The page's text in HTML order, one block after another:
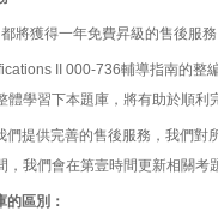
將獲得一年免費昇級的售後服
II 000-736輔導指南的整
學習下本題庫，將有助於順利
提供完善的售後服務，我們
我們會在第壹時間更新相關考
區別：